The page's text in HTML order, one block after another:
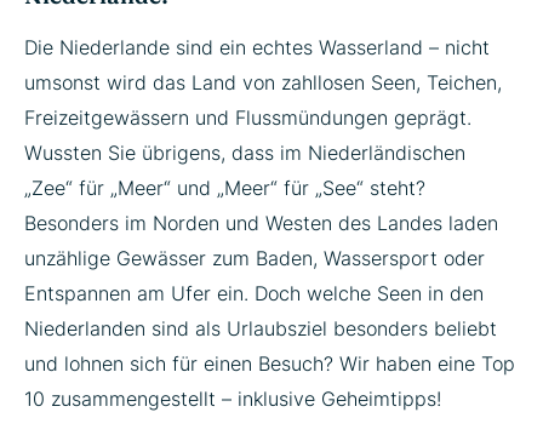
Die Niederlande sind ein echtes Wasserland – nicht
umsonst wird das Land von zahllosen Seen, Teichen,
Freizeitgewässern und Flussmündungen geprägt.
Wussten Sie übrigens, dass im Niederländischen
„Zee“ für „Meer“ und „Meer“ für „See“ steht?
Besonders im Norden und Westen des Landes laden
unzählige Gewässer zum Baden, Wassersport oder
Entspannen am Ufer ein. Doch welche Seen in den
Niederlanden sind als Urlaubsziel besonders beliebt
und lohnen sich für einen Besuch? Wir haben eine Top
10 zusammengestellt – inklusive Geheimtipps!